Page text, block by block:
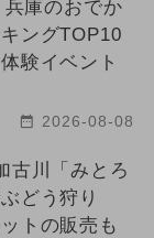
兵庫のおでか
ングTOP10
験イベント
2026-08-08
古川「みとろ
ぶどう狩り
トの販売も